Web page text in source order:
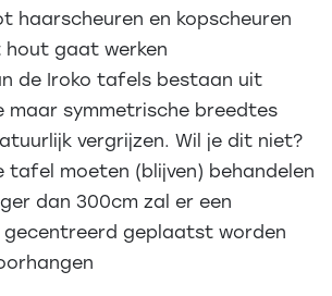
haarscheuren en kopscheuren
hout gaat werken
de Iroko tafels bestaan uit
maar symmetrische breedtes
vergrijzen. Wil je dit niet?
tafel moeten (blijven) behandelen
dan 300cm zal er een
geplaatst worden